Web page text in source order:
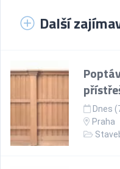
Další
Dnes
Praha